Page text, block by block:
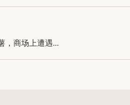
，商场上遭遇...